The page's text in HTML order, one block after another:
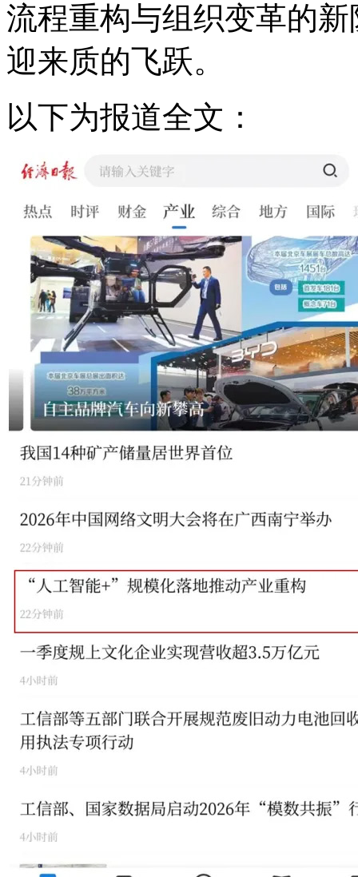
流程重构与组织变革的新
迎来质的飞跃。
以下为报道全文：